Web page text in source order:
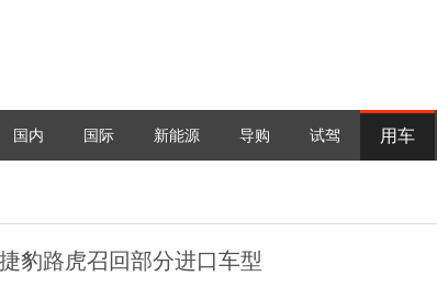
国内 国际 新能源 导购 试驾 用车
豹路虎召回部分进口车型